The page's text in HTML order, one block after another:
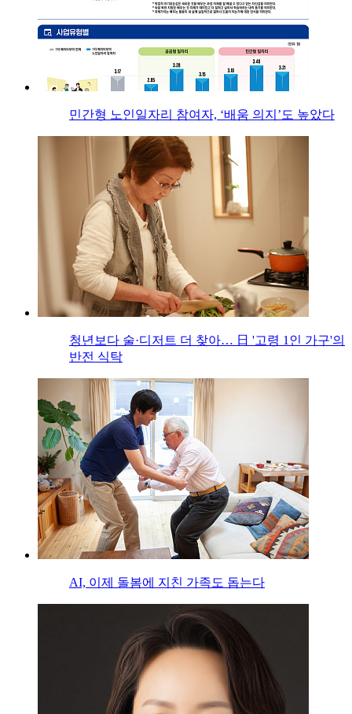
민간형 노인일자리 참여자, ‘배움 의지’도 높았다
청년보다 술·디저트 더 찾아… 日 '고령 1인 가구'의
반전 식탁
AI, 이제 돌봄에 지친 가족도 돕는다